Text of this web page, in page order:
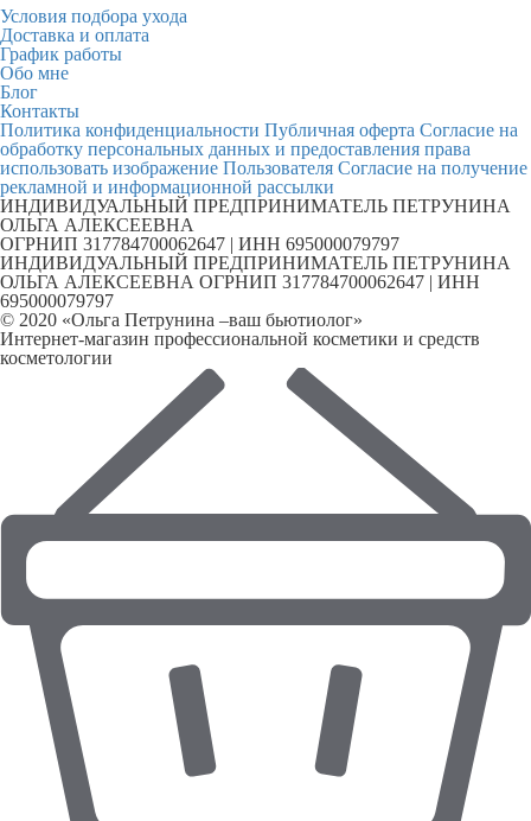
Условия подбора ухода
Доставка и оплата
График работы
Обо мне
Блог
Контакты
Политика конфиденциальности Публичная оферта Согласие на
обработку персональных данных и предоставления права
использовать изображение Пользователя Согласие на получение
рекламной и информационной рассылки
ИНДИВИДУАЛЬНЫЙ ПРЕДПРИНИМАТЕЛЬ ПЕТРУНИНА
ОЛЬГА АЛЕКСЕЕВНА
ОГРНИП 317784700062647 | ИНН 695000079797
ИНДИВИДУАЛЬНЫЙ ПРЕДПРИНИМАТЕЛЬ ПЕТРУНИНА
ОЛЬГА АЛЕКСЕЕВНА ОГРНИП 317784700062647 | ИНН
695000079797
© 2020 «Ольга Петрунина –ваш бьютиолог»
Интернет-магазин профессиональной косметики и средств
косметологии